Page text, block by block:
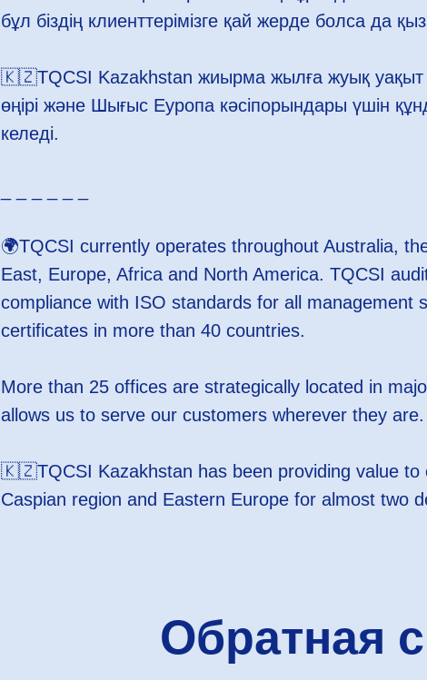
бұл біздің клиенттерімізге қай жерде болса да
🇰🇿TQCSI Kazakhstan жиырма жылға жуық
өңірі және Шығыс Еуропа кәсіпорындары үшін
келеді.
🌍TQCSI currently operates throughout Australia,
East, Europe, Africa and North America. TQCSI
compliance with ISO standards for all management
certificates in more than 40 countries.
More than 25 offices are strategically located in
allows us to serve our customers wherever they are.
🇰🇿TQCSI Kazakhstan has been providing value to
Caspian region and Eastern Europe for almost two
Обратная